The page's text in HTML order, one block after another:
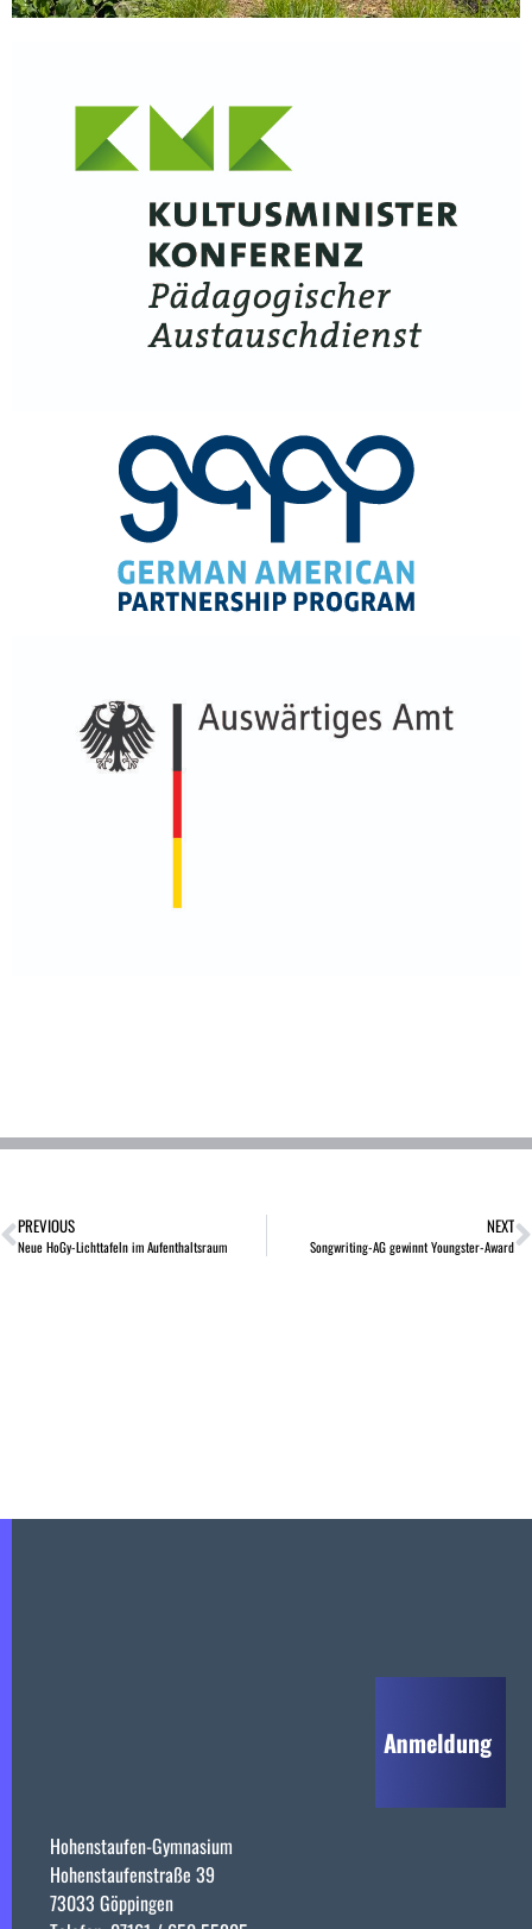
PREVIOUS
Neue HoGy-Lichttafeln im Aufenthaltsraum
NEXT
Songwriting-AG gewinnt Youngster-Award
Hohenstaufen-Gymnasium
Hohenstaufenstraße 39
73033 Göppingen